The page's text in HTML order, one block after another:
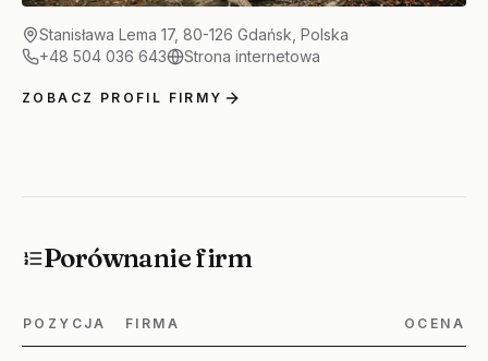
Stanisława Lema 17, 80-126 Gdańsk, Polska
+48 504 036 643
Strona internetowa
ZOBACZ PROFIL FIRMY
Porównanie firm
POZYCJA FIRMA OCENA